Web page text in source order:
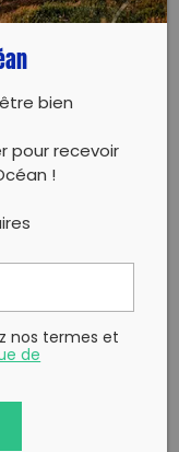
sur Facebook
bien
pour recevoir
!
nos termes et
de